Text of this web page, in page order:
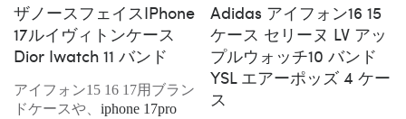
ザノースフェイスiPhone
17ルイヴィトンケース
Dior Iwatch 11 バンド
アイフォン15 16 17用ブラン
ドケースや、 iphone 17pro
Adidas アイフォン16 15
ケース セリーヌ LV アッ
プルウォッチ10 バンド
YSL エアーポッズ 4 ケー
ス